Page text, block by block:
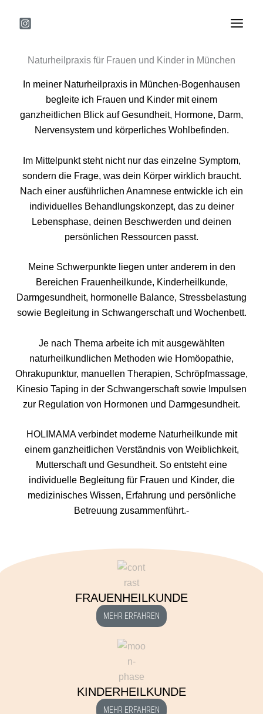
Inhalt
Naturheilpraxis für Frauen und Kinder in München
In meiner Naturheilpraxis in München-Bogenhausen
begleite ich Frauen und Kinder mit einem
ganzheitlichen Blick auf Gesundheit, Hormone, Darm,
Nervensystem und körperliches Wohlbefinden.
Im Mittelpunkt steht nicht nur das einzelne Symptom,
sondern die Frage, was dein Körper wirklich braucht.
Nach einer ausführlichen Anamnese entwickle ich ein
individuelles Behandlungskonzept, das zu deiner
Lebensphase, deinen Beschwerden und deinen
persönlichen Ressourcen passt.
Meine Schwerpunkte liegen unter anderem in den
Bereichen Frauenheilkunde, Kinderheilkunde,
Darmgesundheit, hormonelle Balance, Stressbelastung
sowie Begleitung in Schwangerschaft und Wochenbett.
Je nach Thema arbeite ich mit ausgewählten
naturheilkundlichen Methoden wie Homöopathie,
Ohrakupunktur, manuellen Therapien, Schröpfmassage,
Kinesio Taping in der Schwangerschaft sowie Impulsen
zur Regulation von Hormonen und Darmgesundheit.
HOLIMAMA verbindet moderne Naturheilkunde mit
einem ganzheitlichen Verständnis von Weiblichkeit,
Mutterschaft und Gesundheit. So entsteht eine
individuelle Begleitung für Frauen und Kinder, die
medizinisches Wissen, Erfahrung und persönliche
Betreuung zusammenführt.-
FRAUENHEILKUNDE
MEHR ERFAHREN
KINDERHEILKUNDE
MEHR ERFAHREN